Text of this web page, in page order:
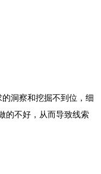
洞察和挖掘不到位，细
的不好，从而导致线索